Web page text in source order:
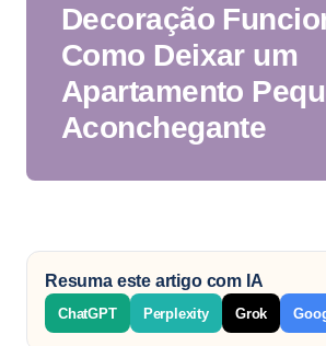
Decoração
Como Deixar um
Apartamento
Aconchegante
Resuma este artigo com IA
ChatGPT Perplexity Grok